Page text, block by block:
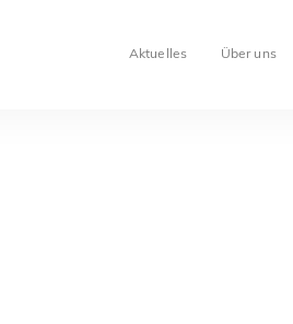
Aktuelles Über uns